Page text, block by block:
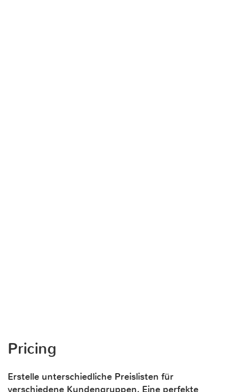
Pricing
Erstelle unterschiedliche Preislisten für
verschiedene Kundengruppen. Eine perfekte